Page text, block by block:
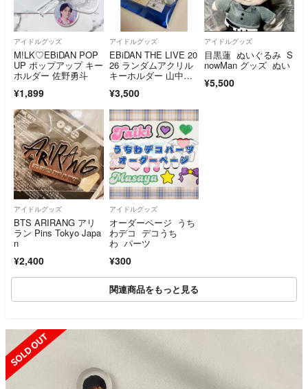
アイドルグッズ
M!LK♡EBiDAN POP
UP ポップアップ キー
ホルダー 佐野勇斗
¥1,899
アイドルグッズ
EBiDAN THE LIVE 20
26 ランダムアクリル
キーホルダー 山中柔
¥3,500
アイドルグッズ
目黒蓮 ぬいぐるみ S
nowMan グッズ ぬい
¥5,500
アイドルグッズ
BTS ARIRANG アリ
ラン Pins Tokyo Japa
n
¥2,400
アイドルグッズ
オーダーページ うち
わデコ デコうち
わ パーツ
¥300
関連商品をもっと見る